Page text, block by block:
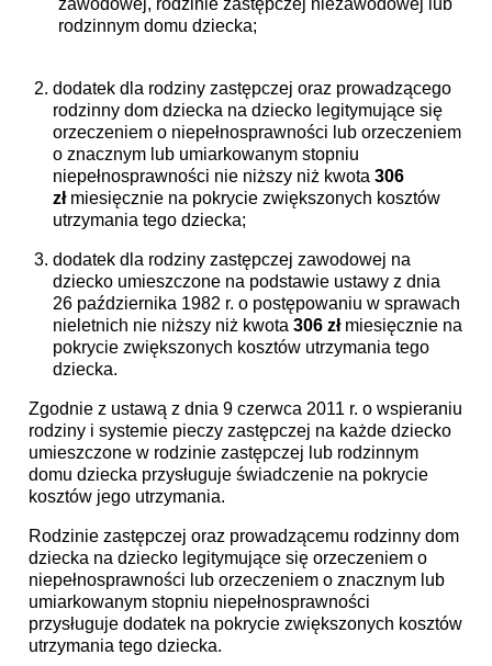
zawodowej, rodzinie zastępczej niezawodowej lub
rodzinnym domu dziecka;
dodatek dla rodziny zastępczej oraz prowadzącego
rodzinny dom dziecka na dziecko legitymujące się
orzeczeniem o niepełnosprawności lub orzeczeniem
o znacznym lub umiarkowanym stopniu
niepełnosprawności nie niższy niż kwota 306
złmiesięcznie na pokrycie zwiększonych kosztów
utrzymania tego dziecka;
dodatek dla rodziny zastępczej zawodowej na
dziecko umieszczone na podstawie ustawy z dnia
26 października 1982 r. o postępowaniu w sprawach
nieletnich nie niższy niż kwota 306 złmiesięcznie na
pokrycie zwiększonych kosztów utrzymania tego
dziecka.
Zgodnie z ustawą z dnia 9 czerwca 2011 r. o wspieraniu
rodziny i systemie pieczy zastępczej na każde dziecko
umieszczone w rodzinie zastępczej lub rodzinnym
domu dziecka przysługuje świadczenie na pokrycie
kosztów jego utrzymania.
Rodzinie zastępczej oraz prowadzącemu rodzinny dom
dziecka na dziecko legitymujące się orzeczeniem o
niepełnosprawności lub orzeczeniem o znacznym lub
umiarkowanym stopniu niepełnosprawności
przysługuje dodatek na pokrycie zwiększonych kosztów
utrzymania tego dziecka.